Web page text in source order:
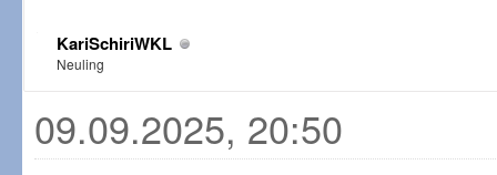
KariSchiriWKL
Neuling
09.09.2025, 20:50